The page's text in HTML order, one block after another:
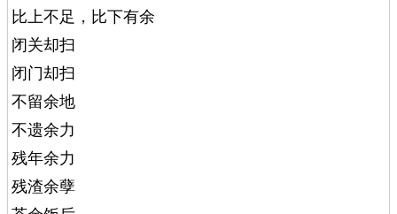
比上不足，比下有余
闭关却扫
闭门却扫
不留余地
不遗余力
残年余力
残渣余孽